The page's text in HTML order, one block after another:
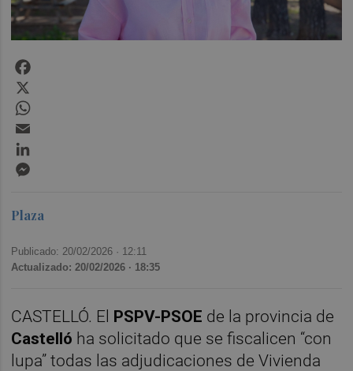
Plaza
Publicado: 20/02/2026 · 12:11
Actualizado: 20/02/2026 · 18:35
CASTELLÓ. El PSPV-PSOE de la provincia de
Castelló ha solicitado que se fiscalicen “con
lupa” todas las adjudicaciones de Vivienda